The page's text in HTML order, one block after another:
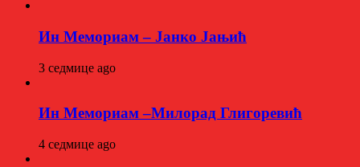
Ин Мемориам – Јанко Јањић
3 седмице ago
Ин Мемориам –Милорад Глигоревић
4 седмице ago